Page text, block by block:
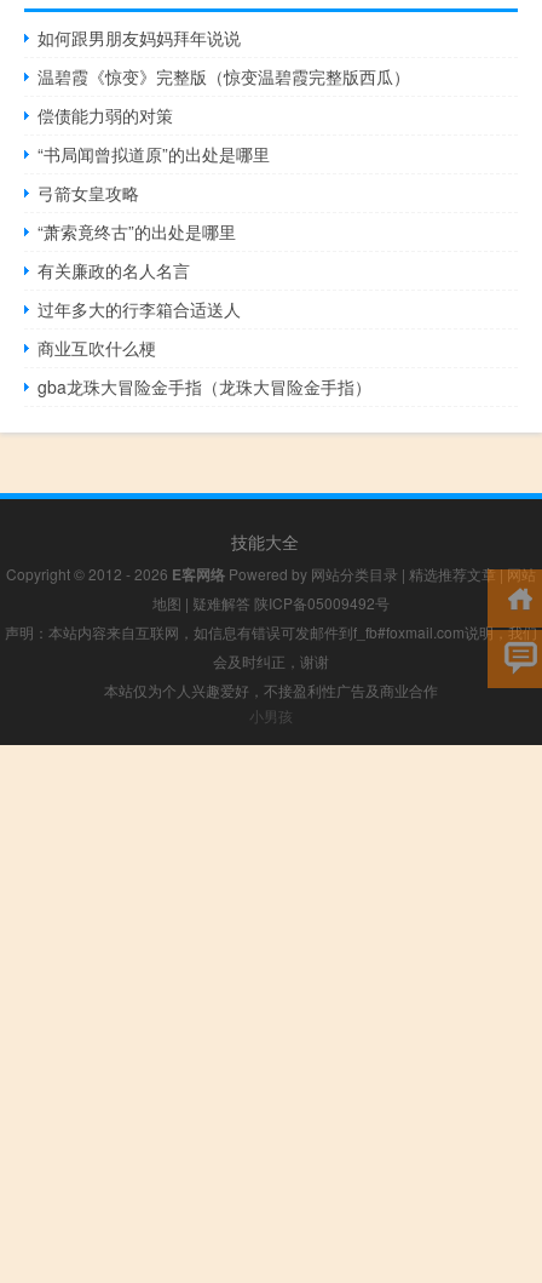
如何跟男朋友妈妈拜年说说
温碧霞《惊变》完整版（惊变温碧霞完整版西瓜）
偿债能力弱的对策
“书局闻曾拟道原”的出处是哪里
弓箭女皇攻略
“萧索竟终古”的出处是哪里
有关廉政的名人名言
过年多大的行李箱合适送人
商业互吹什么梗
gba龙珠大冒险金手指（龙珠大冒险金手指）
技能大全
Copyright © 2012 - 2026 E客网络 Powered by 网站分类目录 | 精选推荐文章|网站
地图 | 疑难解答 陕ICP备05009492号
声明：本站内容来自互联网，如信息有错误可发邮件到f_fb#foxmail.com说明，我们
会及时纠正，谢谢
本站仅为个人兴趣爱好，不接盈利性广告及商业合作
小男孩